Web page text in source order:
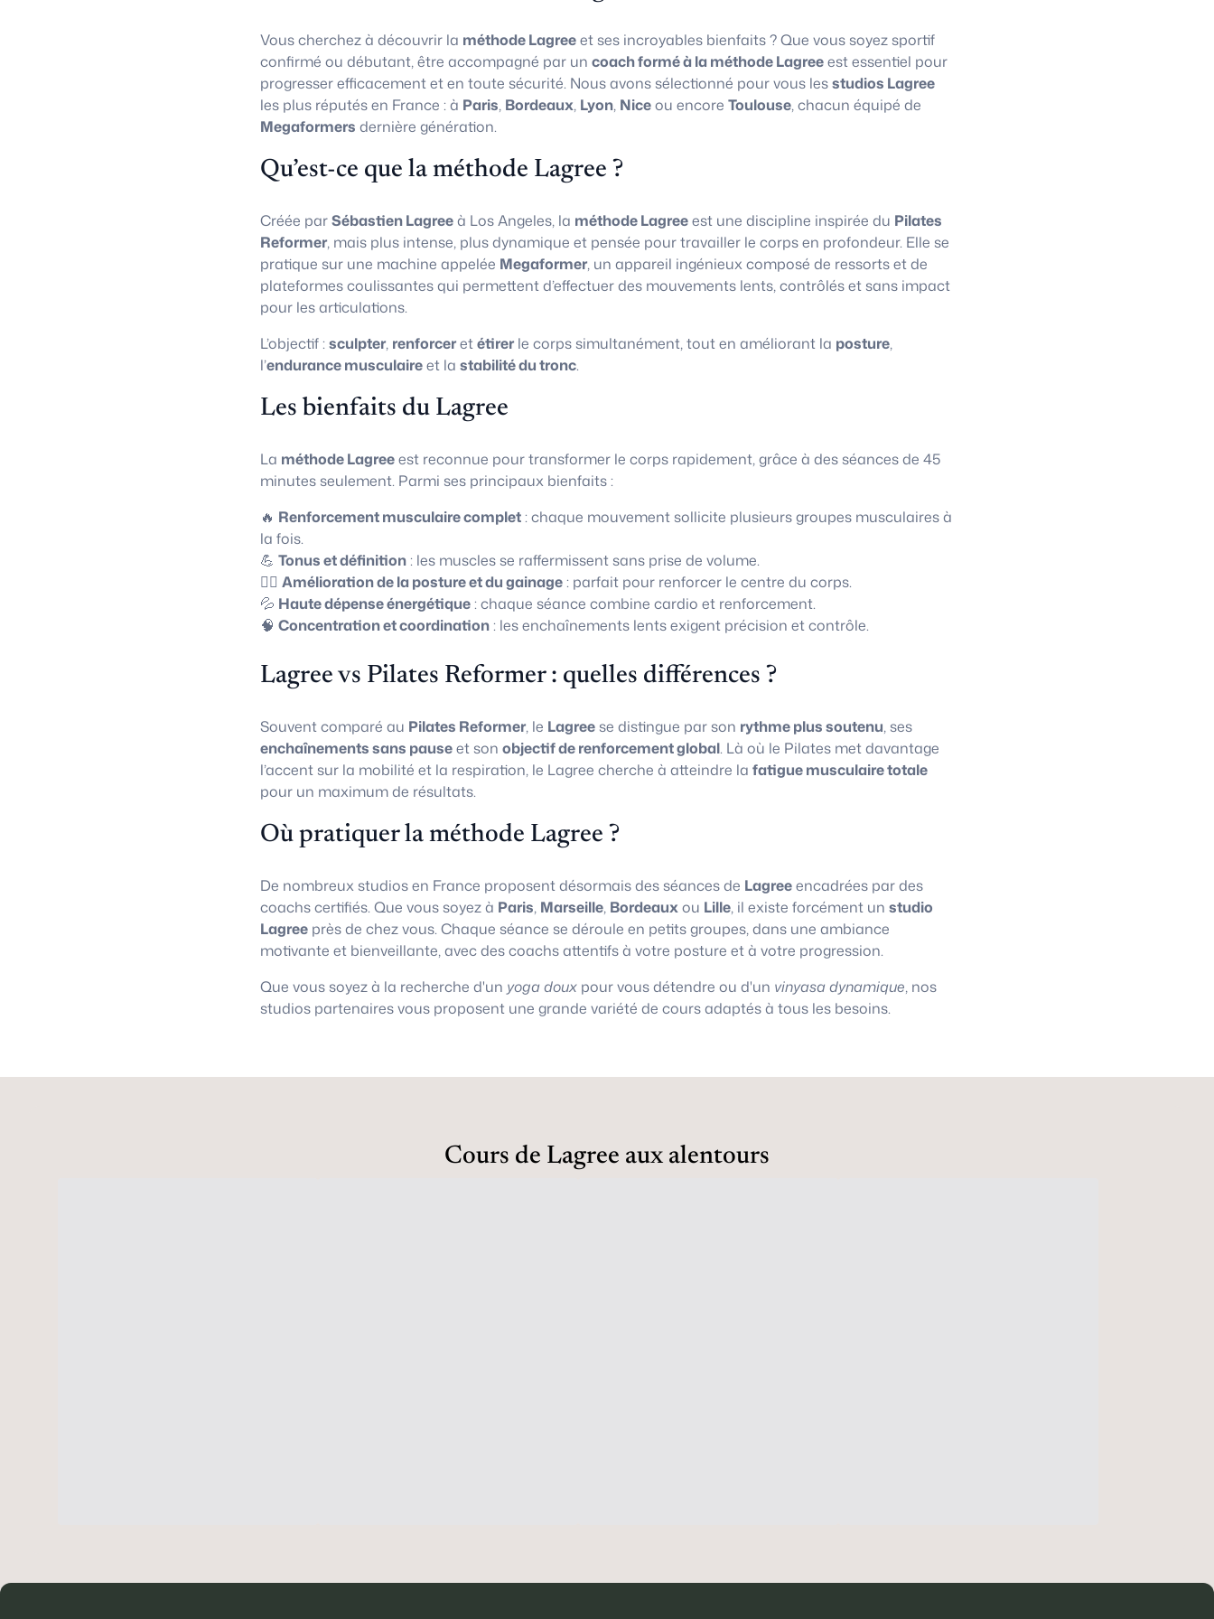
Vous cherchez à découvrir la méthode Lagreeet ses incroyables bienfaits ? Que vous soyez sportif
confirmé ou débutant, être accompagné par un coach formé à la méthode Lagreeest essentiel pour
progresser efficacement et en toute sécurité. Nous avons sélectionné pour vous lesstudios Lagree
les plus réputés en France : à Paris, Bordeaux, Lyon, Niceou encore Toulouse, chacun équipé de
Megaformers dernière génération.
Qu’est-ce que la méthode Lagree ?
Créée parSébastien Lagreeà Los Angeles, la méthode Lagreeest une discipline inspirée du Pilates
Reformer, mais plus intense, plus dynamique et pensée pour travailler le corps en profondeur. Elle se
pratique sur une machine appelée Megaformer, un appareil ingénieux composé de ressorts et de
plateformes coulissantes qui permettent d’effectuer des mouvements lents, contrôlés et sans impact
pour les articulations.
L’objectif :sculpter, renforceretétirerle corps simultanément, tout en améliorant la posture,
l’endurance musculaireet la stabilité du tronc.
Les bienfaits du Lagree
La méthode Lagreeest reconnue pour transformer le corps rapidement, grâce à des séances de 45
minutes seulement. Parmi ses principaux bienfaits :
🔥 Renforcement musculaire complet: chaque mouvement sollicite plusieurs groupes musculaires à
la fois.
💪 Tonus et définition: les muscles se raffermissent sans prise de volume.
🧘‍♀️ Amélioration de la posture et du gainage: parfait pour renforcer le centre du corps.
💦 Haute dépense énergétique: chaque séance combine cardio et renforcement.
🧠 Concentration et coordination: les enchaînements lents exigent précision et contrôle.
Lagree vs Pilates Reformer : quelles différences ?
Souvent comparé au Pilates Reformer, le Lagree se distingue par son rythme plus soutenu, ses
enchaînements sans pauseet son objectif de renforcement global. Là où le Pilates met davantage
l’accent sur la mobilité et la respiration, le Lagree cherche à atteindre la fatigue musculaire totale
pour un maximum de résultats.
Où pratiquer la méthode Lagree ?
De nombreux studios en France proposent désormais des séances de Lagreeencadrées par des
coachs certifiés. Que vous soyez à Paris, Marseille, Bordeauxou Lille, il existe forcément un studio
Lagree près de chez vous. Chaque séance se déroule en petits groupes, dans une ambiance
motivante et bienveillante, avec des coachs attentifs à votre posture et à votre progression.
Que vous soyez à la recherche d'un yoga doux pour vous détendre ou d'un vinyasa dynamique, nos
studios partenaires vous proposent une grande variété de cours adaptés à tous les besoins.
Cours de Lagree aux alentours